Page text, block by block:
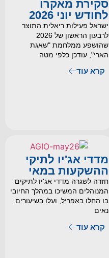
סקירת מאקרו
לחודש יוני 2026
ישראל פעילות ריאלית התוצר
לרבעון הראשון של 2026
שהושפע ממלחמת "שאגת
הארי", עודכן כלפי מטה
קרא עוד
מדדי אג'יו לתיקי
ההשקעות במאי
חזרה לשגרה מדדי אג'יו לתיקים
המנוהלים המשיכו במהלך החיובי
בו החלו באפריל, ועלו בשיעורים
נאים
קרא עוד